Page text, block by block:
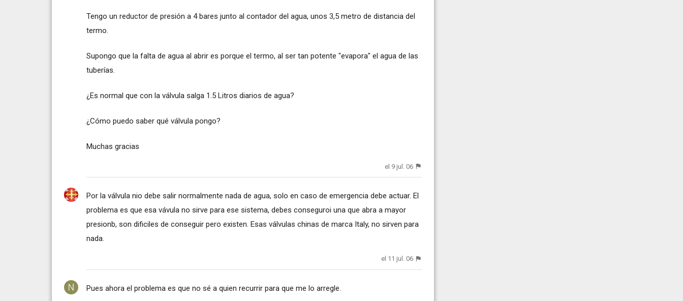
Tengo un reductor de presión a 4 bares junto al contador del agua, unos 3,5 metro de distancia del
termo.
Supongo que la falta de agua al abrir es porque el termo, al ser tan potente "evapora" el agua de las
tuberías.
¿Es normal que con la válvula salga 1.5 Litros diarios de agua?
¿Cómo puedo saber qué válvula pongo?
Muchas gracias
el 9 jul. 06
Por la válvula nio debe salir normalmente nada de agua, solo en caso de emergencia debe actuar. El
problema es que esa vávula no sirve para ese sistema, debes conseguroi una que abra a mayor
presionb, son dificiles de conseguir pero existen. Esas válvulas chinas de marca Italy, no sirven para
nada.
el 11 jul. 06
Pues ahora el problema es que no sé a quien recurrir para que me lo arregle.